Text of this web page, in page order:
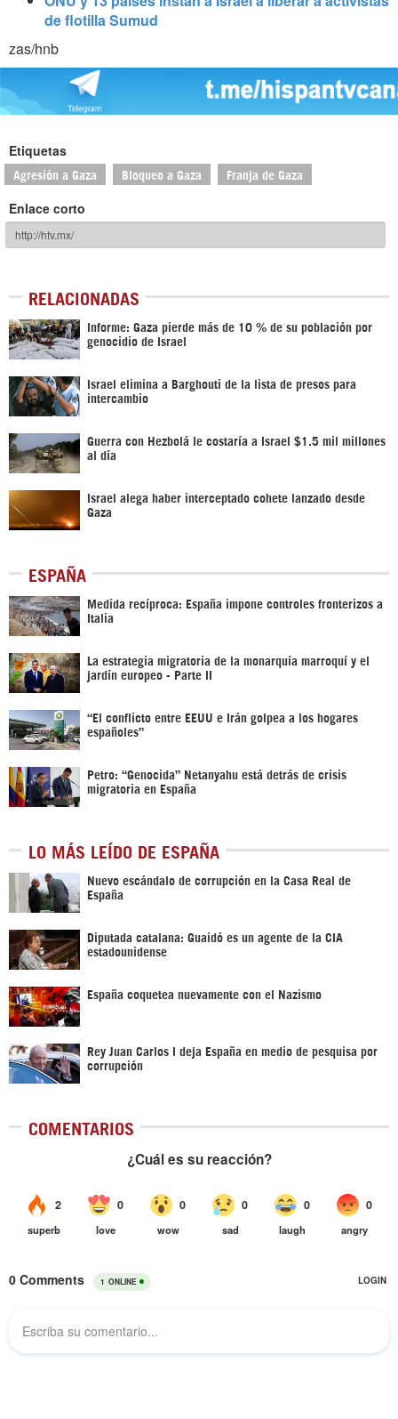
de flotilla Sumud
zas/hnb
Etiquetas
Agresión a Gaza Bloqueo a Gaza Franja de Gaza
Enlace corto
RELACIONADAS
Informe: Gaza pierde más de 10 % de su población por
genocidio de Israel
Israel elimina a Barghouti de la lista de presos para
intercambio
Guerra con Hezbolá le costaría a Israel $1.5 mil millones
al día
Israel alega haber interceptado cohete lanzado desde
Gaza
ESPAÑA
Medida recíproca: España impone controles fronterizos a
Italia
La estrategia migratoria de la monarquía marroquí y el
jardín europeo - Parte II
“El conflicto entre EEUU e Irán golpea a los hogares
españoles”
Petro: “Genocida” Netanyahu está detrás de crisis
migratoria en España
LO MÁS LEÍDO DE ESPAÑA
Nuevo escándalo de corrupción en la Casa Real de
España
Diputada catalana: Guaidó es un agente de la CIA
estadounidense
España coquetea nuevamente con el Nazismo
Rey Juan Carlos I deja España en medio de pesquisa por
corrupción
COMENTARIOS